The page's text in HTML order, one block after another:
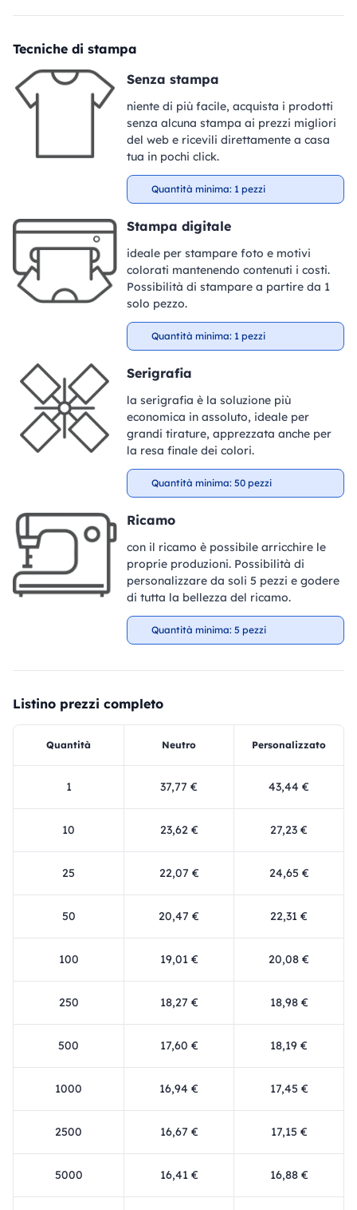
Tecniche di stampa
Senza stampa
niente di più facile, acquista i prodotti
senza alcuna stampa ai prezzi migliori
del web e ricevili direttamente a casa
tua in pochi click.
Quantità minima: 1 pezzi
Stampa digitale
ideale per stampare foto e motivi
colorati mantenendo contenuti i costi.
Possibilità di stampare a partire da 1
solo pezzo.
Quantità minima: 1 pezzi
Serigrafia
la serigrafia è la soluzione più
economica in assoluto, ideale per
grandi tirature, apprezzata anche per
la resa finale dei colori.
Quantità minima: 50 pezzi
Ricamo
con il ricamo è possibile arricchire le
proprie produzioni. Possibilità di
personalizzare da soli 5 pezzi e godere
di tutta la bellezza del ricamo.
Quantità minima: 5 pezzi
Listino prezzi completo
Quantità Neutro Personalizzato
1 37,77 € 43,44 €
10 23,62 € 27,23 €
25 22,07 € 24,65 €
50 20,47 € 22,31 €
100 19,01 € 20,08 €
250 18,27 € 18,98 €
500 17,60 € 18,19 €
1000 16,94 € 17,45 €
2500 16,67 € 17,15 €
5000 16,41 € 16,88 €